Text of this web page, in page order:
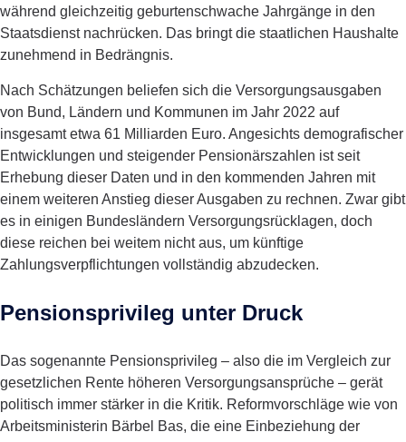
während gleichzeitig geburtenschwache Jahrgänge in den
Staatsdienst nachrücken. Das bringt die staatlichen Haushalte
zunehmend in Bedrängnis.
Nach Schätzungen beliefen sich die Versorgungsausgaben
von Bund, Ländern und Kommunen im Jahr 2022 auf
insgesamt etwa 61 Milliarden Euro. Angesichts demografischer
Entwicklungen und steigender Pensionärszahlen ist seit
Erhebung dieser Daten und in den kommenden Jahren mit
einem weiteren Anstieg dieser Ausgaben zu rechnen. Zwar gibt
es in einigen Bundesländern Versorgungsrücklagen, doch
diese reichen bei weitem nicht aus, um künftige
Zahlungsverpflichtungen vollständig abzudecken.
Pensionsprivileg unter Druck
Das sogenannte Pensionsprivileg – also die im Vergleich zur
gesetzlichen Rente höheren Versorgungsansprüche – gerät
politisch immer stärker in die Kritik. Reformvorschläge wie von
Arbeitsministerin Bärbel Bas, die eine Einbeziehung der